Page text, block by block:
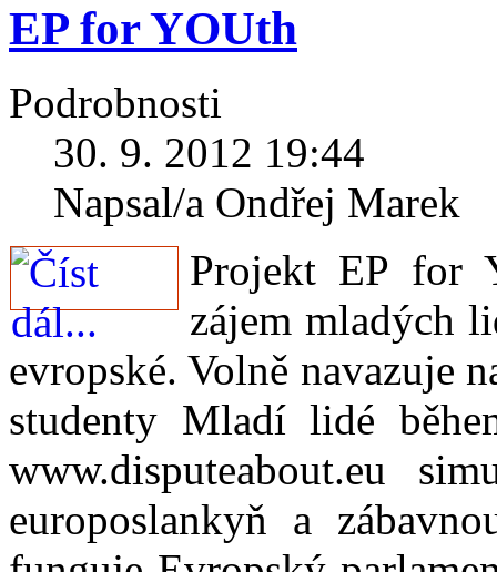
EP for YOUth
Podrobnosti
30. 9. 2012 19:44
Napsal/a Ondřej Marek
Projekt EP for
zájem mladých
evropské. Volně navazuje
studenty Mladí lidé
www.disputeabout.eu
europoslankyň a